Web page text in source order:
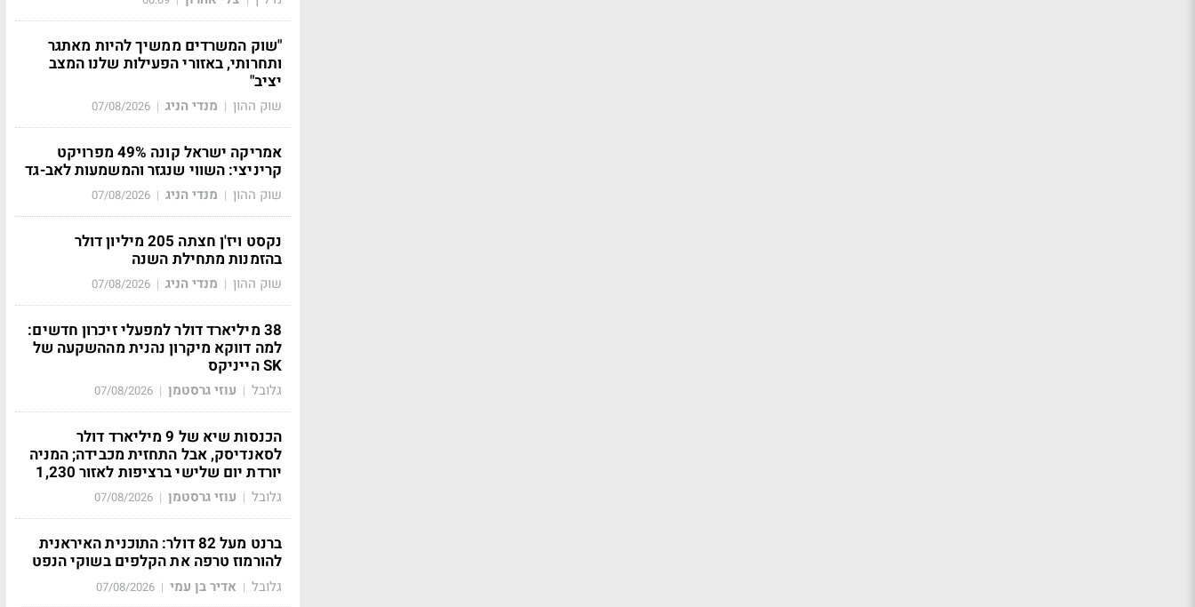
"שוק המשרדים ממשיך להיות מאתגר
ותחרותי, באזורי הפעילות שלנו המצב
יציב"
שוק ההון | מנדי הניג |
07/08/2026
אמריקה ישראל קונה 49% מפרויקט
קריניצי: השווי שנגזר והמשמעות לאב-גד
שוק ההון | מנדי הניג |
07/08/2026
נקסט ויז'ן חצתה 205 מיליון דולר
בהזמנות מתחילת השנה
שוק ההון | מנדי הניג |
07/08/2026
38 מיליארד דולר למפעלי זיכרון חדשים:
למה דווקא מיקרון נהנית מההשקעה של
SK הייניקס
גלובל | עוזי גרסטמן |
07/08/2026
הכנסות שיא של 9 מיליארד דולר
לסאנדיסק, אבל התחזית מכבידה; המניה
יורדת יום שלישי ברציפות לאזור 1,230
גלובל | עוזי גרסטמן |
07/08/2026
ברנט מעל 82 דולר: התוכנית האיראנית
להורמוז טרפה את הקלפים בשוקי הנפט
גלובל | אדיר בן עמי |
07/08/2026